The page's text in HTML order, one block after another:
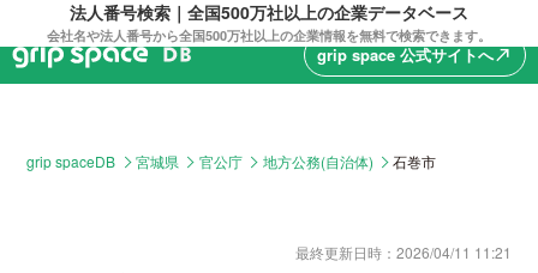
法人番号検索｜全国500万社以上の企業データベース
会社名や法人番号から全国500万社以上の企業情報を無料で検索できます。
grip space 公式サイトへnorth_east
grip spaceDB 宮城県 官公庁 地方公務(自治体) 石巻市
最終更新日時： 2026/04/11 11:21